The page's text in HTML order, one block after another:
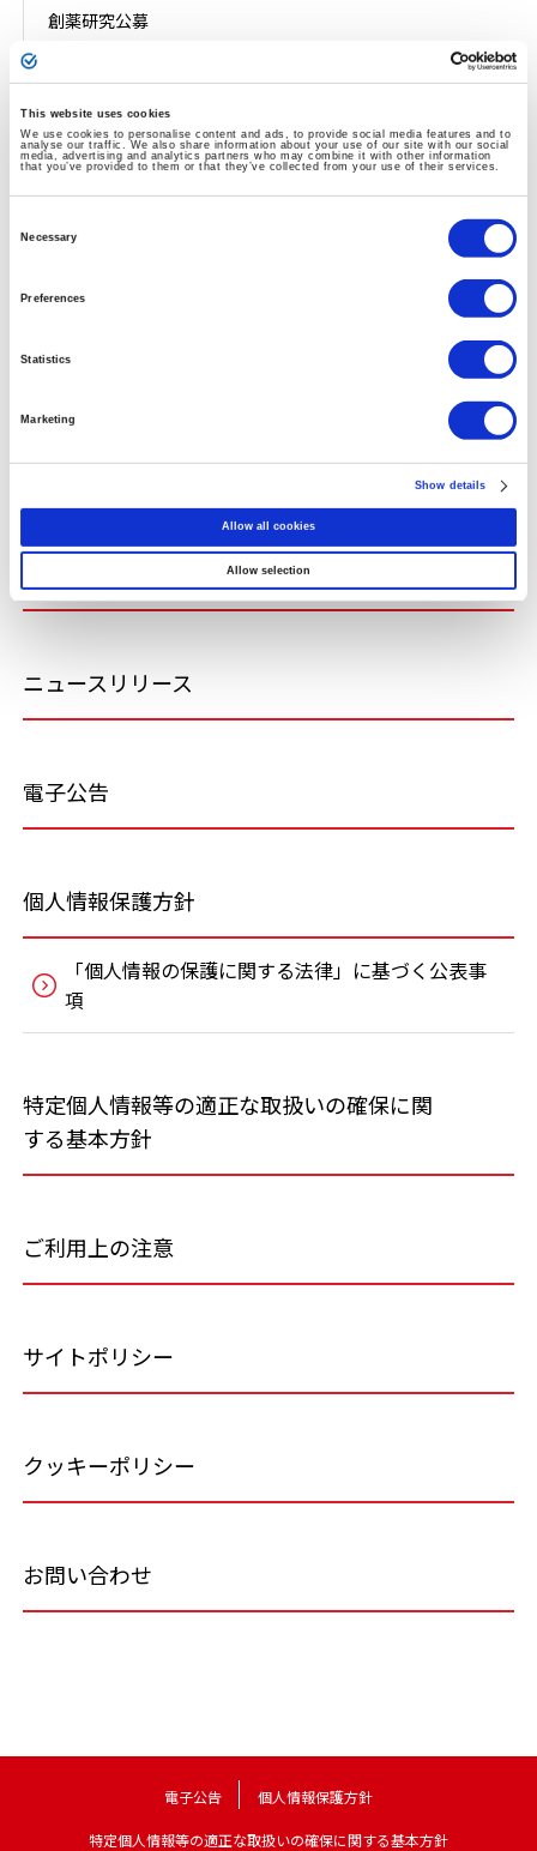
This website uses cookies
We use cookies to personalise content and ads, to provide social media features and to
analyse our traffic. We also share information about your use of our site with our social
media, advertising and analytics partners who may combine it with other information
that you’ve provided to them or that they’ve collected from your use of their services.
Necessary
Preferences
Statistics
Marketing
Show details
Allow all cookies
Allow selection
創薬研究公募
生産
信頼性保証
ニュースリリース
電子公告
個人情報保護方針
「個人情報の保護に関する法律」に基づく公表事
項
特定個人情報等の適正な取扱いの確保に関
する基本方針
ご利用上の注意
サイトポリシー
クッキーポリシー
お問い合わせ
電子公告 個人情報保護方針
特定個人情報等の適正な取扱いの確保に関する基本方針